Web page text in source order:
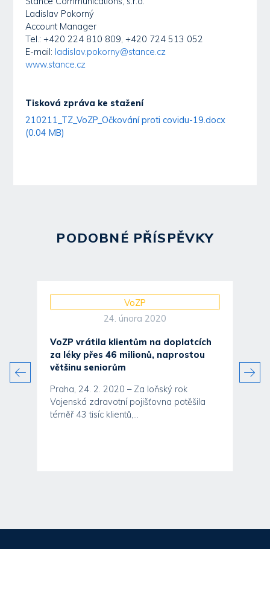
Ladislav Pokorný
Account Manager
Tel.: +420 224 810 809, +420 724 513 052
E-mail: ladislav.pokorny@stance.cz
www.stance.cz
Tisková zpráva ke stažení
210211_TZ_VoZP_Očkování proti covidu-19.docx
(0.04 MB)
PODOBNÉ PŘÍSPĚVKY
VoZP
24. února 2020
VoZP vrátila klientům na doplatcích
za léky přes 46 milionů, naprostou
většinu seniorům
Praha, 24. 2. 2020 – Za loňský rok
Vojenská zdravotní pojišťovna potěšila
téměř 43 tisíc klientů,...